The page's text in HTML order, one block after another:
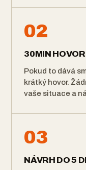
02
30MIN HOVOR
Pokud to dává
krátký hovor.
vaše situace a
03
NÁVRH DO 5